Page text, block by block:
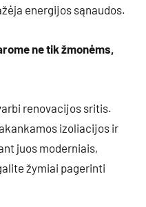
energijos sąnaudos.
ne tik žmonėms,
renovacijos sritis.
izoliacijos ir
juos moderniais,
žymiai pagerinti